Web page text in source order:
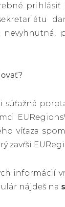
prihlásiť
nevyhnutná,
súťažná
víťaza
zavŕši
informácií
nájdeš na